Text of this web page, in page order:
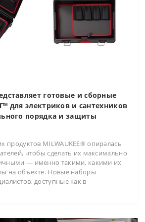
готовые и сборные
для электриков и сантехников
порядка и защиты
продуктов MILWAUKEE® опиралась
чтобы сделать их максимально
— именно такими, какими их
на объекте. Новые наборы
доступные как в